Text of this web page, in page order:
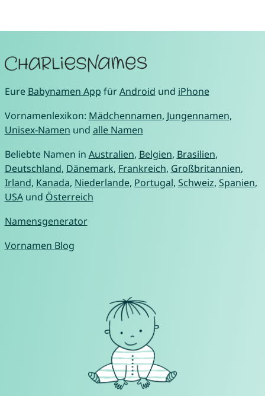
Eure Babynamen App fürAndroid und iPhone
Vornamenlexikon: Mädchennamen, Jungennamen,
Unisex-Namen und alle Namen
Beliebte Namen in Australien, Belgien, Brasilien,
Deutschland, Dänemark, Frankreich, Großbritannien,
Irland, Kanada, Niederlande, Portugal, Schweiz, Spanien,
USAund Österreich
Namensgenerator
Vornamen Blog